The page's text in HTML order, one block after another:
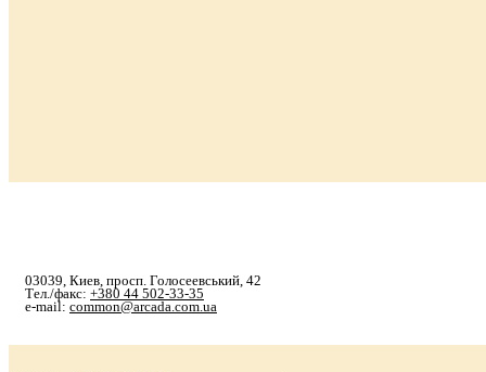
03039, Киев, просп. Голосеевський, 42
Тел./факс: +380 44 502-33-35
e-mail: common@arcada.com.ua